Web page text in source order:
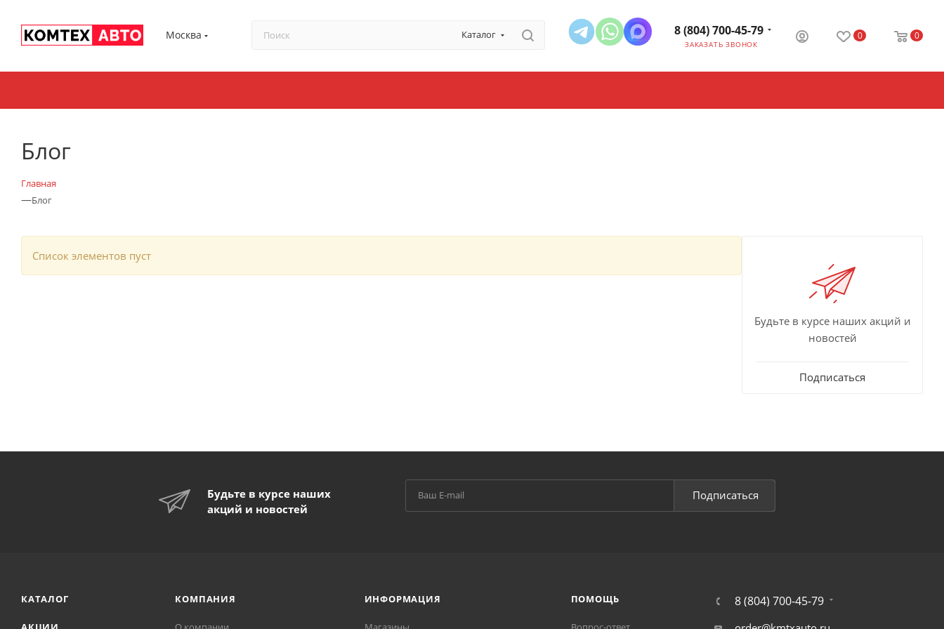
Москва Каталог 8 (804) 700-45-79
ЗАКАЗАТЬ ЗВОНОК
0 0
Блог
Главная
—Блог
Список элементов пуст
Будьте в курсе наших акций и
новостей
Подписаться
Будьте в курсе наших
акций и новостей
Подписаться
КАТАЛОГ КОМПАНИЯ ИНФОРМАЦИЯ ПОМОЩЬ 8 (804) 700-45-79